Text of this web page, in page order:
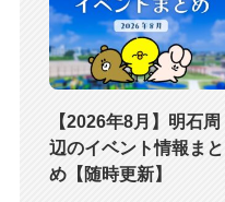
【2026年8月】明石周
辺のイベント情報まと
め【随時更新】